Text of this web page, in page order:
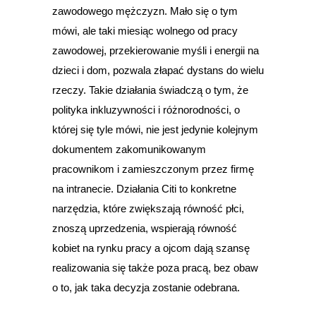
zawodowego mężczyzn. Mało się o tym
mówi, ale taki miesiąc wolnego od pracy
zawodowej, przekierowanie myśli i energii na
dzieci i dom, pozwala złapać dystans do wielu
rzeczy. Takie działania świadczą o tym, że
polityka inkluzywności i różnorodności, o
której się tyle mówi, nie jest jedynie kolejnym
dokumentem zakomunikowanym
pracownikom i zamieszczonym przez firmę
na intranecie. Działania Citi to konkretne
narzędzia, które zwiększają równość płci,
znoszą uprzedzenia, wspierają równość
kobiet na rynku pracy a ojcom dają szansę
realizowania się także poza pracą, bez obaw
o to, jak taka decyzja zostanie odebrana.